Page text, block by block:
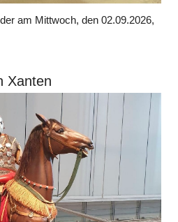
am Mittwoch, den 02.09.2026,
Xanten